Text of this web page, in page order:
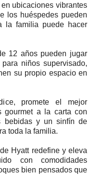
ubicaciones vibrantes
los huéspedes pueden
la familia puede hacer
12 años pueden jugar
niños supervisado,
su propio espacio en
promete el mejor
gourmet a la carta con
bebidas y un sinfín de
toda la familia.
Hyatt redefine y eleva
con comodidades
bien pensados que